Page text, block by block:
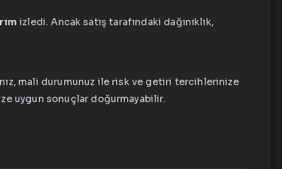
izledi. Ancak satış tarafındaki dağınıklık,
mali durumunuz ile risk ve getiri tercihlerinize
uygun sonuçlar doğurmayabilir.